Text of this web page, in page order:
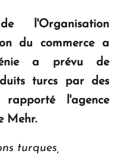
concrète, la
se pose pas. "
résilience et d'avenir
d'Arménie
l'Organisation
du commerce a
a prévu de
turcs par des
l'agence
Mehr.
turques,